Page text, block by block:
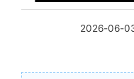
2026-06-